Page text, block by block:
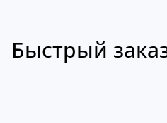
Быстрый